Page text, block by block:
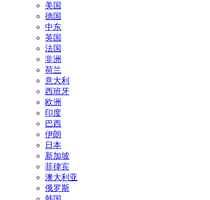
美国
德国
中东
英国
法国
非洲
荷兰
意大利
西班牙
欧洲
印度
巴西
伊朗
日本
新加坡
菲律宾
澳大利亚
俄罗斯